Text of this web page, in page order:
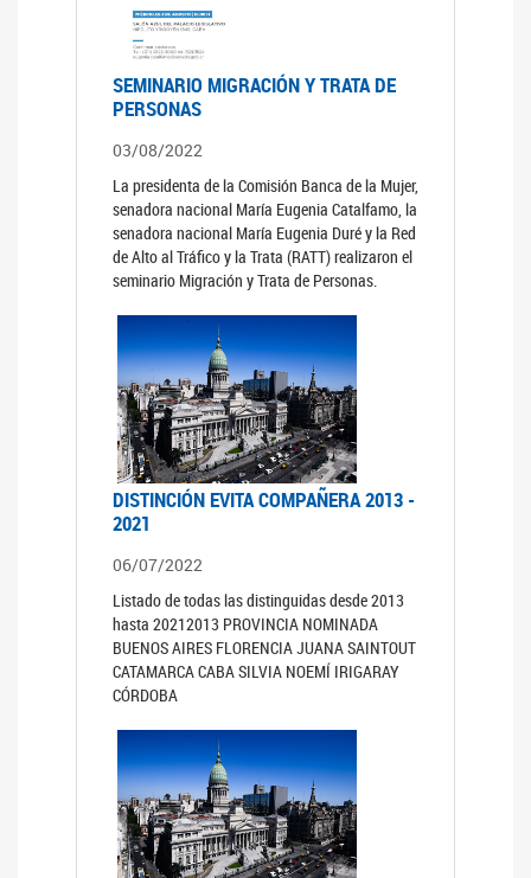
SEMINARIO MIGRACIÓN Y TRATA DE
PERSONAS
03/08/2022
La presidenta de la Comisión Banca de la Mujer,
senadora nacional María Eugenia Catalfamo, la
senadora nacional María Eugenia Duré y la Red
de Alto al Tráfico y la Trata (RATT) realizaron el
seminario Migración y Trata de Personas.
DISTINCIÓN EVITA COMPAÑERA 2013 -
2021
06/07/2022
Listado de todas las distinguidas desde 2013
hasta 20212013 PROVINCIA NOMINADA
BUENOS AIRES FLORENCIA JUANA SAINTOUT
CATAMARCA CABA SILVIA NOEMÍ IRIGARAY
CÓRDOBA